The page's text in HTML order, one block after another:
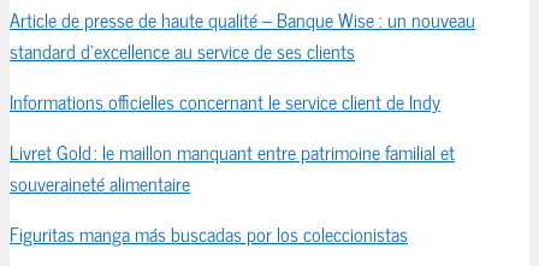
Article de presse de haute qualité – Banque Wise : un nouveau
standard d’excellence au service de ses clients
Informations officielles concernant le service client de Indy
Livret Gold : le maillon manquant entre patrimoine familial et
souveraineté alimentaire
Figuritas manga más buscadas por los coleccionistas